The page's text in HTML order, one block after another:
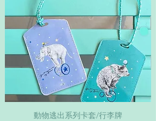
動物逃出系列卡套/行李牌